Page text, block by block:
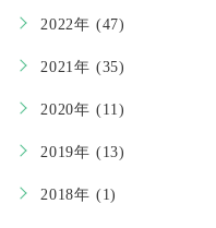
2022年 (47)
2021年 (35)
2020年 (11)
2019年 (13)
2018年 (1)